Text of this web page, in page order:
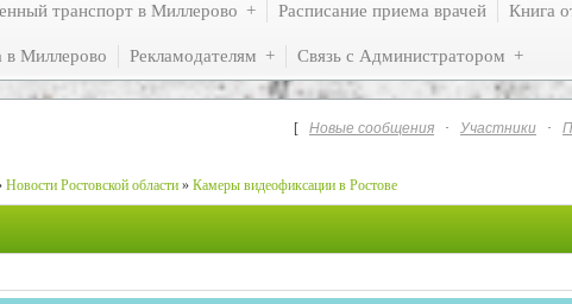
транспорт в Миллерово Расписание приема врачей Книга
в Миллерово Рекламодателям Связь с Администратором
[ Новые сообщения · Участники ·
Новости Ростовской области » Камеры видеофиксации в Ростове